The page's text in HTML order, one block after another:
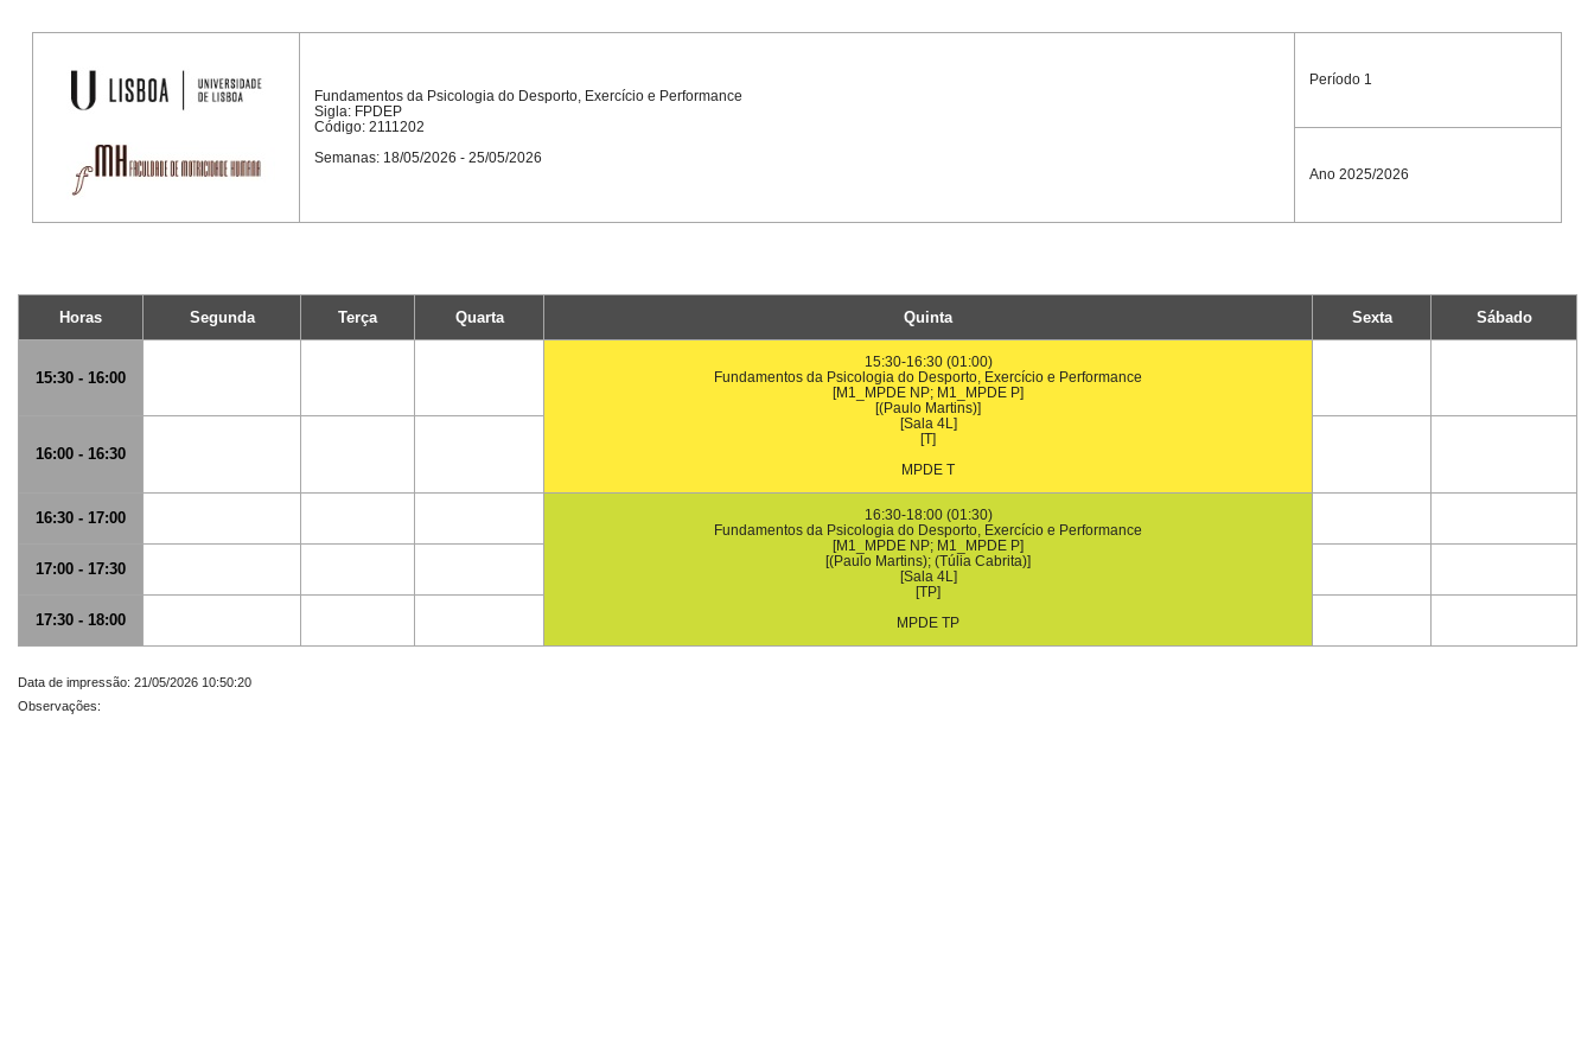
Fundamentos da Psicologia do Desporto, Exercício e Performance
Sigla: FPDEP
Código: 2111202
Semanas: 18/05/2026 - 25/05/2026
Período 1
Ano 2025/2026
Horas Segunda Terça Quarta Quinta Sexta Sábado
15:30 - 16:00
15:30-16:30 (01:00)
Fundamentos da Psicologia do Desporto, Exercício e Performance
[M1_MPDE NP; M1_MPDE P]
[(Paulo Martins)]
[Sala 4L]
[T]
MPDE T
16:00 - 16:30
16:30 - 17:00
16:30-18:00 (01:30)
Fundamentos da Psicologia do Desporto, Exercício e Performance
[M1_MPDE NP; M1_MPDE P]
[(Paulo Martins); (Túlia Cabrita)]
[Sala 4L]
[TP]
MPDE TP
17:00 - 17:30
17:30 - 18:00
Data de impressão: 21/05/2026 10:50:20
Observações: